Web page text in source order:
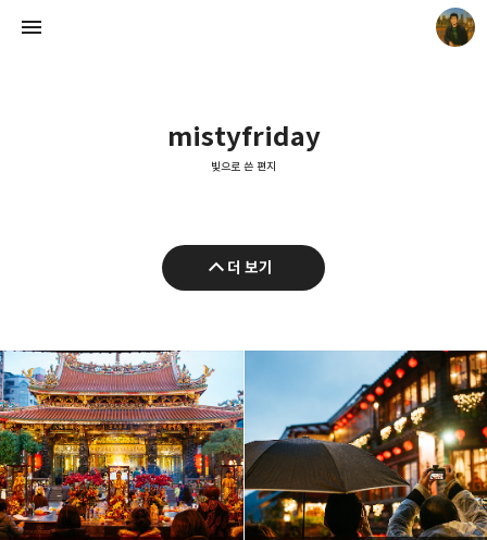
mistyfriday
빛으로 쓴 편지
더 보기
빛으로 쓴 편지
mistyfriday